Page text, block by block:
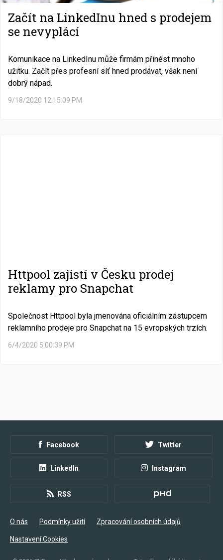
Začít na LinkedInu hned s prodejem
se nevyplácí
Komunikace na LinkedInu může firmám přinést mnoho
užitku. Začít přes profesní síť hned prodávat, však není
dobrý nápad.
9/18/2020 12:15:09 PM
Httpool zajistí v Česku prodej
reklamy pro Snapchat
Společnost Httpool byla jmenována oficiálním zástupcem
reklamního prodeje pro Snapchat na 15 evropských trzích.
6/4/2020 5:00:39 PM
O nás Podmínky užití Zpracování osobních údajů
Nastavení Cookies
Facebook Twitter
LinkedIn Instagram
RSS